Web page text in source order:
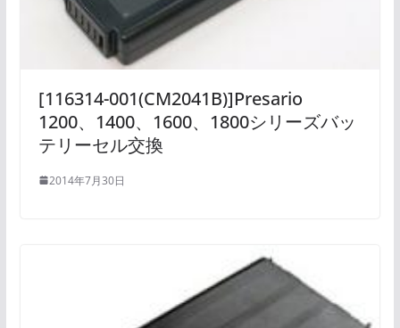
[116314-001(CM2041B)]Presario
1200、1400、1600、1800シリーズバッ
テリーセル交換
2014年7月30日